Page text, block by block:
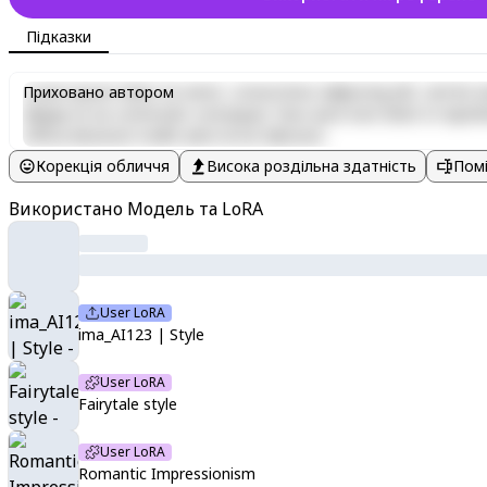
Підказки
Lorem ipsum dolor sit amet, consectetur adipiscing elit, sed do
Приховано автором
Корекція обличчя Висока роздільна здатність
Використано Модель та LoRA
User LoRA
ima_AI123 | Style
User LoRA
Fairytale style
User LoRA
Romantic Impressionism